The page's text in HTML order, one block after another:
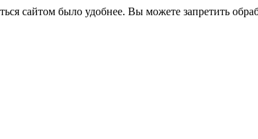
сайтом было удобнее. Вы можете запретить